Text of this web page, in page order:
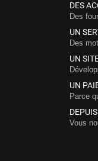
DES
Des
UN
Des
UN
UN
Parce
Vous